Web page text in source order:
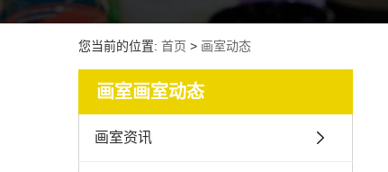
您当前的位置: 首页 > 画室动态
画室画室动态
画室资讯